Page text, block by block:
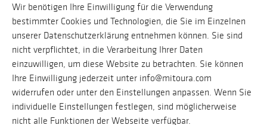
Wir benötigen Ihre Einwilligung für die Verwendung
bestimmter Cookies und Technologien, die Sie im Einzelnen
unserer Datenschutzerklärung entnehmen können. Sie sind
nicht verpflichtet, in die Verarbeitung Ihrer Daten
einzuwilligen, um diese Website zu betrachten. Sie können
Ihre Einwilligung jederzeit unter info@mitoura.com
widerrufen oder unter den Einstellungen anpassen. Wenn Sie
individuelle Einstellungen festlegen, sind möglicherweise
nicht alle Funktionen der Webseite verfügbar.
Ich habe dieDatenschutzhinweisegelesen und stimme zu, dass zur
Bestätigung meiner Angaben eine Nachricht an oben genannte E-Mail-
Adresse verschickt wird. Ihre Daten werden selbstverständlich vertraulich
behandelt. Eine Abmeldung vom Newsletter ist jederzeit möglich.